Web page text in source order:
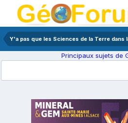
Y'a pas que les Sciences de la Terre dans
Principaux sujets de